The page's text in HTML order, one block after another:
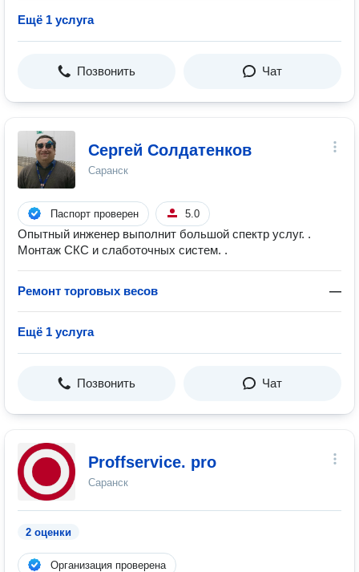
Ещё 1 услуга
Позвонить Чат
Сергей Солдатенков
Саранск
Паспорт проверен 5.0
Опытный инженер выполнит большой спектр услуг. .
Монтаж СКС и слаботочных систем. .
Ремонт торговых весов —
Ещё 1 услуга
Позвонить Чат
Proffservice. pro
Саранск
2 оценки
Организация проверена